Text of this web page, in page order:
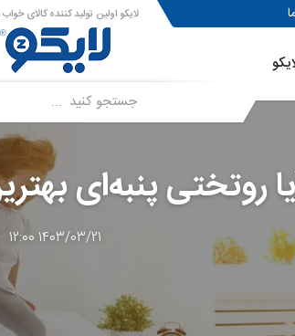
لایکو اولین تولید کننده کالای خواب
روتختی پنبه‌ای
1403/03/21 12:00